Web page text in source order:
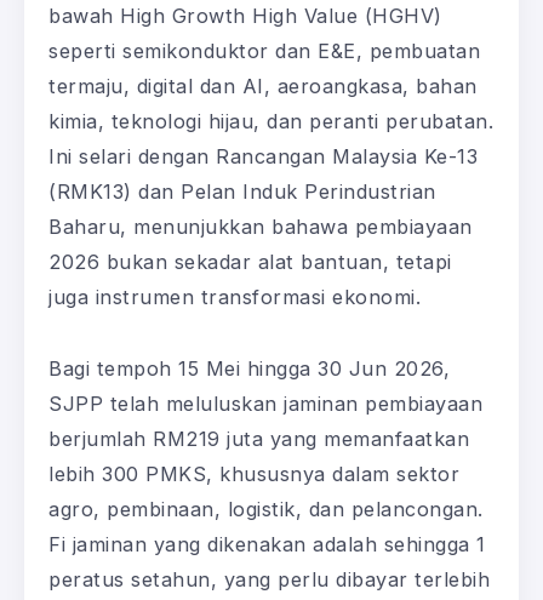
bawah High Growth High Value (HGHV)
seperti semikonduktor dan E&E, pembuatan
termaju, digital dan AI, aeroangkasa, bahan
kimia, teknologi hijau, dan peranti perubatan.
Ini selari dengan Rancangan Malaysia Ke-13
(RMK13) dan Pelan Induk Perindustrian
Baharu, menunjukkan bahawa pembiayaan
2026 bukan sekadar alat bantuan, tetapi
juga instrumen transformasi ekonomi.
Bagi tempoh 15 Mei hingga 30 Jun 2026,
SJPP telah meluluskan jaminan pembiayaan
berjumlah RM219 juta yang memanfaatkan
lebih 300 PMKS, khususnya dalam sektor
agro, pembinaan, logistik, dan pelancongan.
Fi jaminan yang dikenakan adalah sehingga 1
peratus setahun, yang perlu dibayar terlebih